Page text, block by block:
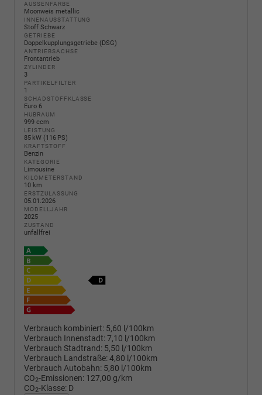
AUSSENFARBE
Moonweis metallic
INNENAUSSTATTUNG
Stoff Schwarz
GETRIEBE
Doppelkupplungsgetriebe (DSG)
ANTRIEBSACHSE
Frontantrieb
ZYLINDER
3
PARTIKELFILTER
1
SCHADSTOFFKLASSE
Euro 6
HUBRAUM
999 ccm
LEISTUNG
85 kW (116 PS)
KRAFTSTOFF
Benzin
KATEGORIE
Limousine
KILOMETERSTAND
10 km
ERSTZULASSUNG
05.01.2026
MODELLJAHR
2025
ZUSTAND
unfallfrei
Verbrauch kombiniert: 5,60 l/100km
Verbrauch Innenstadt:7,10 l/100km
Verbrauch Stadtrand: 5,50 l/100km
Verbrauch Landstraße:4,80 l/100km
Verbrauch Autobahn: 5,80 l/100km
CO2-Emissionen: 127,00 g/km
CO2-Klasse: D